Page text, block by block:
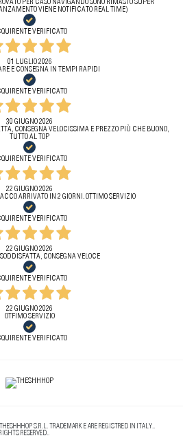
PER CASO NAVIGANDO SONO RIMASTO SUPER
VIENE NOTIFICATO REAL TIME)
VERIFICATO
01 LUGLIO 2026
E CONSEGNA IN TEMPI RAPIDI
VERIFICATO
30 GIUGNO 2026
CONSEGNA VELOCISSIMA E PREZZO PIÙ CHE BUONO,
TUTTO AL TOP
VERIFICATO
22 GIUGNO 2026
ARRIVATO IN 2 GIORNI. OTTIMO SERVIZIO
VERIFICATO
22 GIUGNO 2026
CONSEGNA VELOCE
VERIFICATO
22 GIUGNO 2026
OTFIMO SERVIZIO
VERIFICATO
S.R.L. TRADEMARK E ARE REGISTRED IN ITALY..
RESERVED..